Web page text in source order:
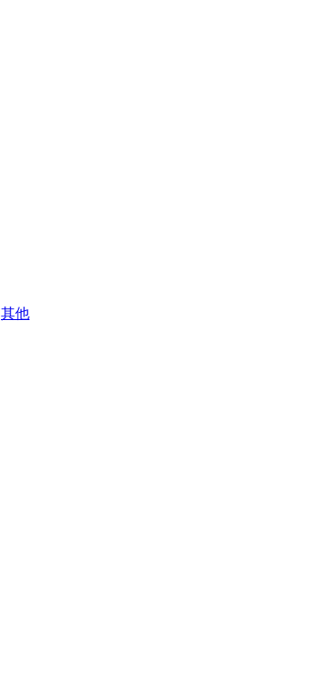
其他